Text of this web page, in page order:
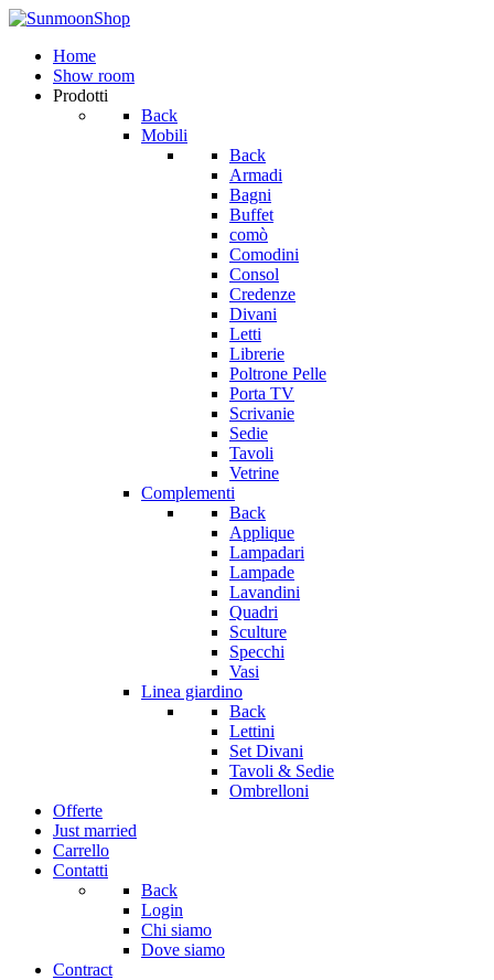
Home
Show room
Prodotti
Back
Mobili
Back
Armadi
Bagni
Buffet
comò
Comodini
Consol
Credenze
Divani
Letti
Librerie
Poltrone Pelle
Porta TV
Scrivanie
Sedie
Tavoli
Vetrine
Complementi
Back
Applique
Lampadari
Lampade
Lavandini
Quadri
Sculture
Specchi
Vasi
Linea giardino
Back
Lettini
Set Divani
Tavoli & Sedie
Ombrelloni
Offerte
Just married
Carrello
Contatti
Back
Login
Chi siamo
Dove siamo
Contract